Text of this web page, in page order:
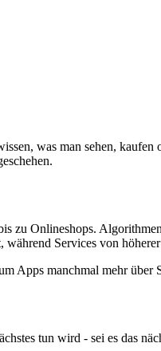
was man sehen,
zu Onlineshops.
während Services von höherer
Apps manchmal mehr über
tun wird - sei es das